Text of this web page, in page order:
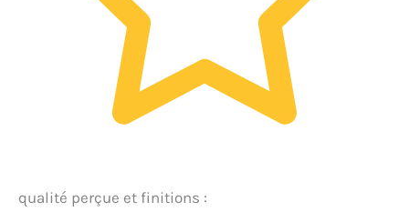
qualité perçue et finitions :